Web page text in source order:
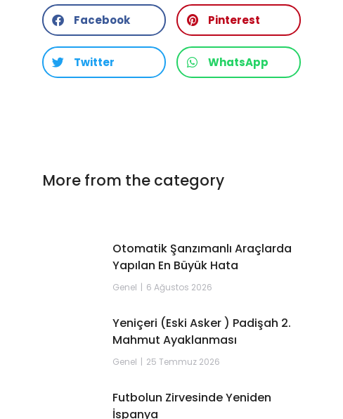
Facebook Pinterest
Twitter WhatsApp
More from the category
Otomatik Şanzımanlı Araçlarda
Yapılan En Büyük Hata
Genel 6 Ağustos 2026
Yeniçeri (Eski Asker ) Padişah 2.
Mahmut Ayaklanması
Genel 25 Temmuz 2026
Futbolun Zirvesinde Yeniden
İspanya